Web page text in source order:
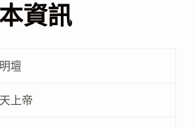
資訊
壇
上帝